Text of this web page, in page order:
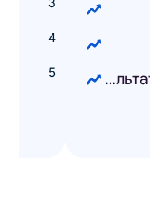
Результаты выборов 2019